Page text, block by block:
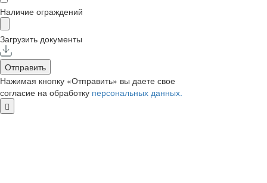
Наличие ограждений
Загрузить документы
Отправить
Нажимая кнопку «Отправить» вы даете свое
согласие на обработку персональных данных.